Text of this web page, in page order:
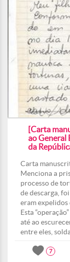
[Carta
ao General
da
Carta
Menciona a
processo de
de descarga,
eram expelidos
Esta
até ao
entre eles,
7